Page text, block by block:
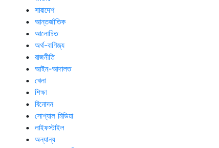
সারাদেশ
আন্তর্জাতিক
আলোচিত
অর্থ-বাণিজ্য
রাজনীতি
আইন-আদালত
খেলা
শিক্ষা
বিনোদন
সোশ্যাল মিডিয়া
লাইফস্টাইল
অন্যান্য